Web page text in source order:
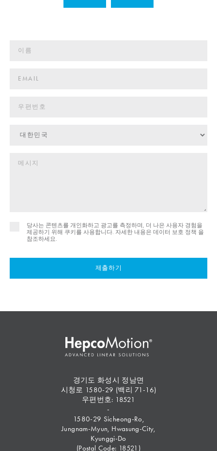
당사는 콘텐츠를 개인화하고 광고를 측정하며, 더 나은 사용자 경험을
제공하기 위해 쿠키를 사용합니다. 자세한 내용은 데이터 보호 정책 을
참조하세요.
제출하기
경기도 화성시 정남면
시청로 1580-29 (백리 71-16)
우편번호: 18521
-
1580-29 Sicheong-Ro,
Jungnam-Myun, Hwasung-City,
Kyunggi-Do
(Postal Code: 18521)